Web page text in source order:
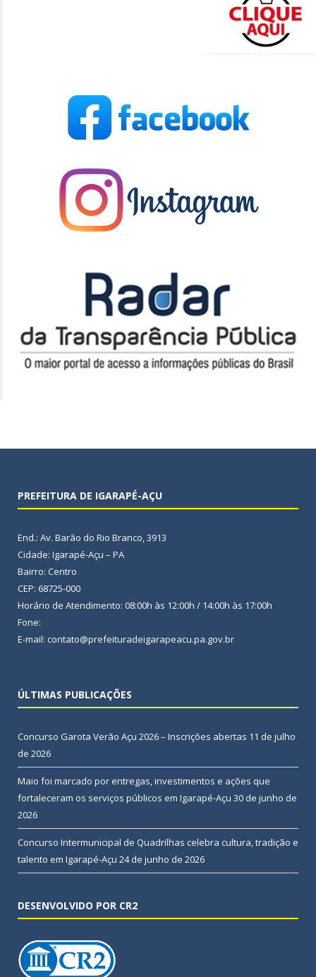
PREFEITURA DE IGARAPÉ-AÇU
End.: Av. Barão do Rio Branco, 3913
Cidade: Igarapé-Açu – PA
Bairro: Centro
CEP: 68725-000
Horário de Atendimento: 08:00h às 12:00h / 14:00h às 17:00h
Fone:
E-mail: contato@prefeituradeigarapeacu.pa.gov.br
ÚLTIMAS PUBLICAÇÕES
Concurso Garota Verão Açu 2026 – Inscrições abertas 11 de julho
de 2026
Maio foi marcado por entregas, investimentos e ações que
fortaleceram os serviços públicos em Igarapé-Açu 30 de junho de
2026
Concurso Intermunicipal de Quadrilhas celebra cultura, tradição e
talento em Igarapé-Açu 24 de junho de 2026
DESENVOLVIDO POR CR2